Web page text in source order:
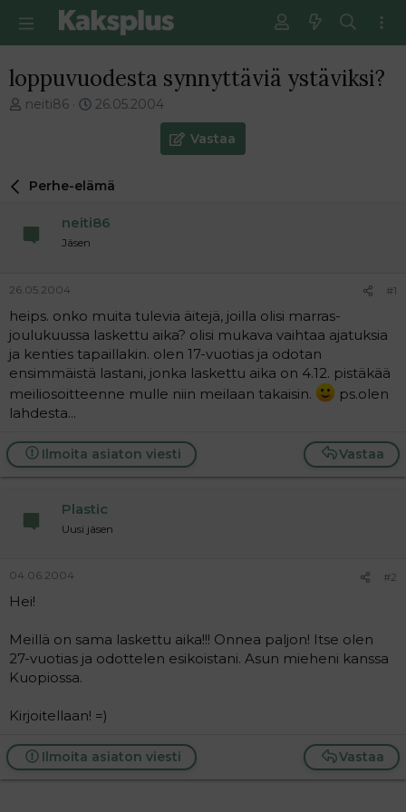
loppuvuodesta synnyttäviä ystäviksi?
V
e
t
n
a
o
i
t
t
a
a
neiti86
E
m
i
i
e
s
t
i
26.05.2004
Vastaa
Perhe-elämä
neiti86
Jäsen
26.05.2004 #1
heips. onko muita tulevia äitejä, joilla olisi marras-
joulukuussa laskettu aika? olisi mukava vaihtaa ajatuksia
ja kenties tapaillakin. olen 17-vuotias ja odotan
ensimmäistä lastani, jonka laskettu aika on 4.12. pistäkää
meiliosoitteenne mulle niin meilaan takaisin.
ps.olen
lahdesta...
Vastaa
Ilmoita asiaton viesti
Plastic
Uusi jäsen
04.06.2004 #2
Hei!
Meillä on sama laskettu aika!!! Onnea paljon! Itse olen
27-vuotias ja odottelen esikoistani. Asun mieheni kanssa
Kuopiossa.
Kirjoitellaan! =)
Vastaa
Ilmoita asiaton viesti